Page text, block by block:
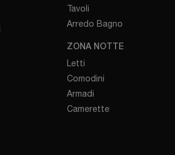
Tavoli
Arredo Bagno
ZONA NOTTE
Letti
Comodini
Armadi
Camerette